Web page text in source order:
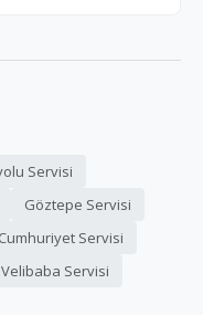
Servisi
Göztepe Servisi
Cumhuriyet Servisi
Velibaba Servisi